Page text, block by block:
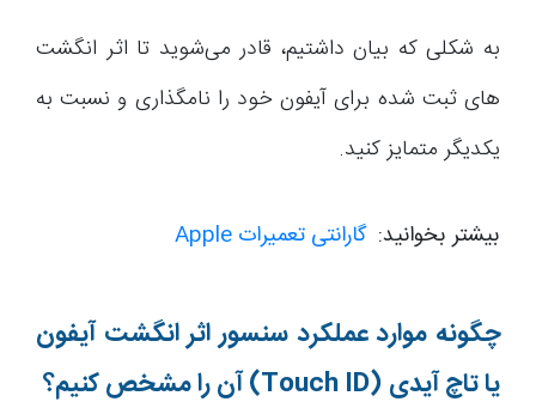
به شکلی که بیان داشتیم، قادر می‌شوید تا اثر انگشت
های ثبت شده برای آیفون خود را نامگذاری و نسبت به
یکدیگر متمایز کنید.
بیشتر بخوانید:گارانتی تعمیرات Apple
چگونه موارد عملکرد سنسور اثر انگشت آیفون
یا تاچ آیدی (Touch ID) آن را مشخص کنیم؟